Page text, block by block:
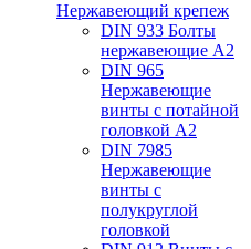
Нержавеющий крепеж
DIN 933 Болты
нержавеющие А2
DIN 965
Нержавеющие
винты с потайной
головкой А2
DIN 7985
Нержавеющие
винты с
полукруглой
головкой